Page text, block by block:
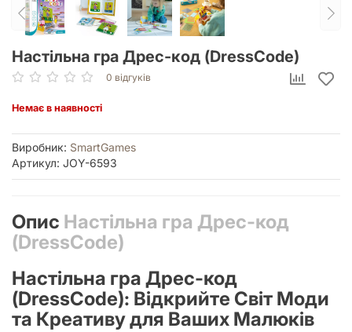
Настільна гра Дрес-код (DressCode)
0 відгуків
Немає в наявності
Виробник: SmartGames
Артикул: JOY-6593
Опис Настільна гра Дрес-код
(DressCode)
Настільна гра Дрес-код
(DressCode): Відкрийте Світ Моди
та Креативу для Ваших Малюків